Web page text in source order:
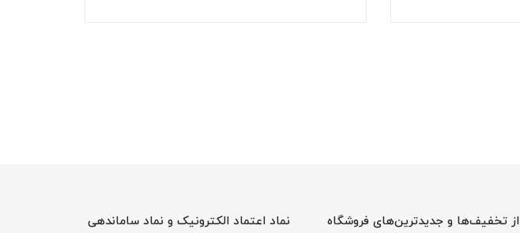
از تخفیف‌ها و جدیدترین‌های فروشگاه نماد اعتماد الکترونیک و نماد ساماندهی